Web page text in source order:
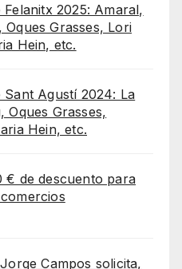
Felanitx 2025: Amaral,
Oques Grasses, Lori
Hein, etc.
Sant Agustí 2024: La
Oques Grasses,
Hein, etc.
€ de descuento para
Campos solicita,